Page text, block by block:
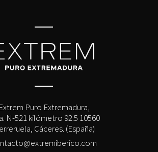
Extrem Puro Extremadura,
N-521 kilómetro 92.5 10560
Cáceres. (España)